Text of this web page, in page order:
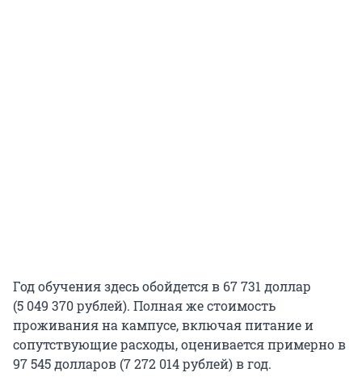
Год обучения здесь обойдется в 67 731 доллар
(5 049 370рублей). Полная же стоимость
проживания на кампусе, включая питание и
сопутствующие расходы, оценивается примерно в
97 545долларов (7 272 014рублей) в год.